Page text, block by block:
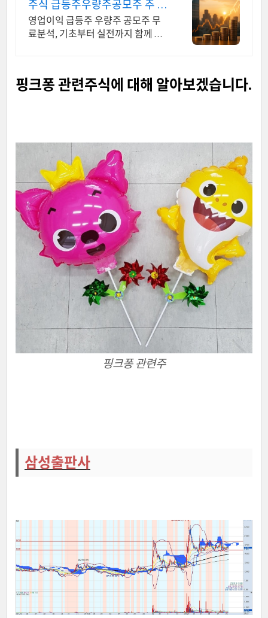
주식 급등주우량주공모주 추 지
금 안보면 늦어요
영업이익 급등주 우량주 공모주 무
료분석, 기초부터 실전까지 함께 주
핑크퐁 관련주식에 대해 알아보겠습니다.
핑크퐁 관련주
삼성출판사